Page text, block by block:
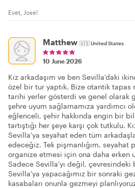
Evet, Jose!
Matthew 🇺🇸United States
10 June 2026
Kız arkadaşım ve ben Sevilla'daki
özel bir tur yaptık. Bize otantik tapas
tarihi yerler gösterdi ve genel olarak
şehre uyum sağlamamıza yardımcı
eğlenceli, şehir hakkında engin bir
tartıştığı her şeye karşı çok tutkulu.
Sevilla'ya seyahat eden tüm
edeceğiz. Tek pişmanlığım, seyahat
organize etmesi için ona daha erken
Sadece Sevilla'yı değil, çevresindeki
Sevilla'ya yapacağımız bir sonraki
kasabaları onunla gezmeyi